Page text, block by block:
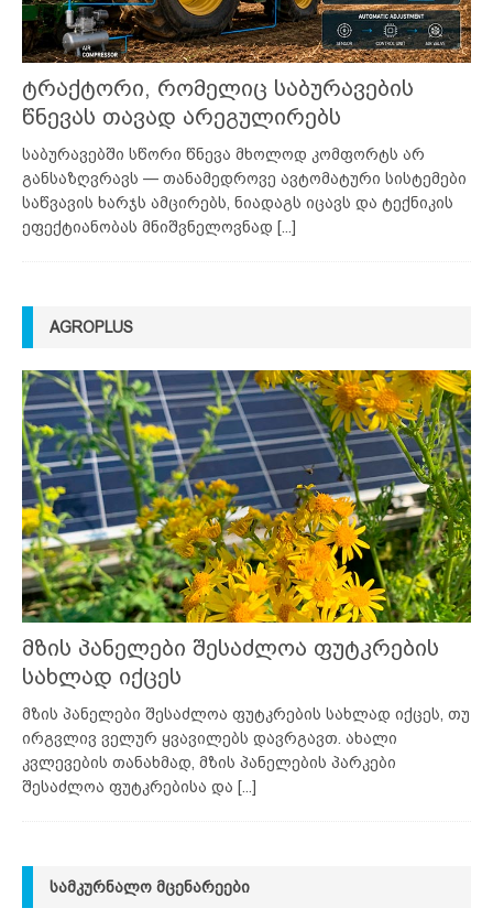
ტრაქტორი, რომელიც საბურავების
წნევას თავად არეგულირებს
საბურავებში სწორი წნევა მხოლოდ კომფორტს არ
განსაზღვრავს — თანამედროვე ავტომატური სისტემები
საწვავის ხარჯს ამცირებს, ნიადაგს იცავს და ტექნიკის
ეფექტიანობას მნიშვნელოვნად [...]
AGROPLUS
მზის პანელები შესაძლოა ფუტკრების
სახლად იქცეს
მზის პანელები შესაძლოა ფუტკრების სახლად იქცეს, თუ
ირგვლივ ველურ ყვავილებს დავრგავთ. ახალი
კვლევების თანახმად, მზის პანელების პარკები
შესაძლოა ფუტკრებისა და [...]
ᲡᲐᲛᲙᲣᲠᲜᲐᲚᲝ ᲛᲪᲔᲜᲐᲠᲔᲔᲑᲘ